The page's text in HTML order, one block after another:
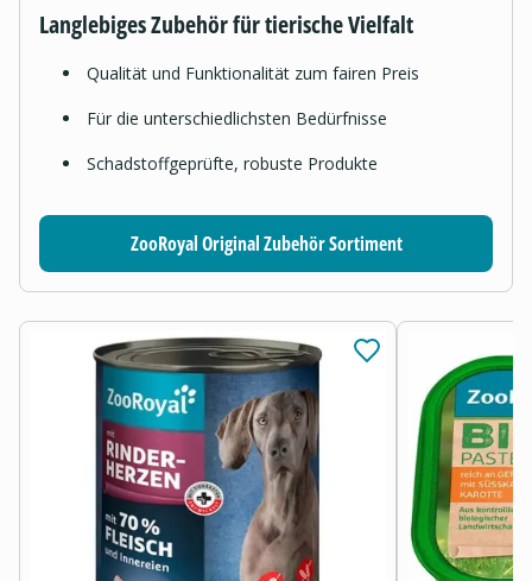
Langlebiges Zubehör für tierische Vielfalt
Qualität und Funktionalität zum fairen Preis
Für die unterschiedlichsten Bedürfnisse
Schadstoffgeprüfte, robuste Produkte
ZooRoyal Original Zubehör Sortiment